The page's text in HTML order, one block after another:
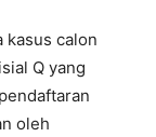
kasus calon
Q yang
oleh